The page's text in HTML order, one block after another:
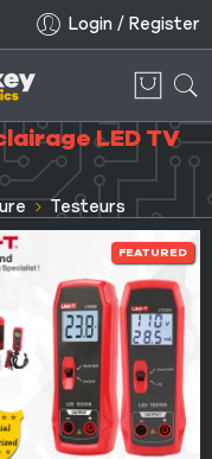
Login / Register
LED TV
Testeurs
FEATURED